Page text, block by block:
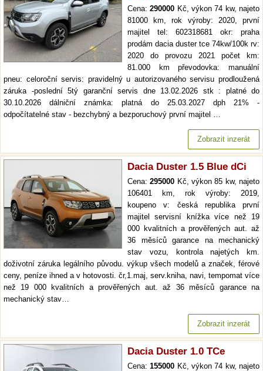
Cena:290000 Kč, výkon 74 kw, najeto
81000 km, rok výroby: 2020, první
majitel tel: 602318681 okr: praha
prodám dacia duster tce 74kw/100k rv:
2020 do provozu 2021 počet km:
81.000 km převodovka: manuální
pneu: celoroční servis: pravidelný u autorizovaného servisu prodloužená
záruka -poslední 5tý garanční servis dne 13.02.2026 stk : platné do
30.10.2026 dálniční známka: platná do 25.03.2027 dph 21% -
odpočítatelné stav - bezchybný a bezporuchový první majitel …
Zobrazit inzerát
Dacia Duster 1.5 Blue dCi
Cena:295000 Kč, výkon 85 kw, najeto
106401 km, rok výroby: 2019,
koupeno v: česká republika první
majitel servisní knížka více než 19
000 kvalitních a prověřených aut. až
36 měsíců garance na mechanický
stav vozu, kontrola najetých km.
doživotní záruka legálního původu. výkup všech modelů a značek, férové
ceny, peníze ihned a v hotovosti. čr,1.maj, serv.kniha, navi, tempomat více
než 19 000 kvalitních a prověřených aut. až 36 měsíců garance na
mechanický stav…
Zobrazit inzerát
Dacia Duster 1.0 TCe
Cena:155000 Kč, výkon 74 kw, najeto